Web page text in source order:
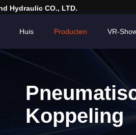
Hydraulic CO., LTD.
Huis Producten VR-
Koppeling